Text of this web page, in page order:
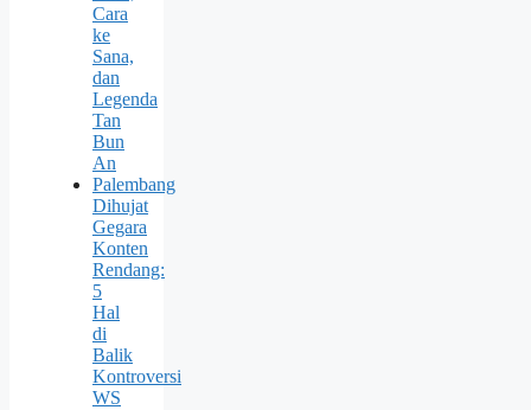
Cara
ke
Sana,
dan
Legenda
Tan
Bun
An
Palembang
Dihujat
Gegara
Konten
Rendang:
5
Hal
di
Balik
Kontroversi
WS